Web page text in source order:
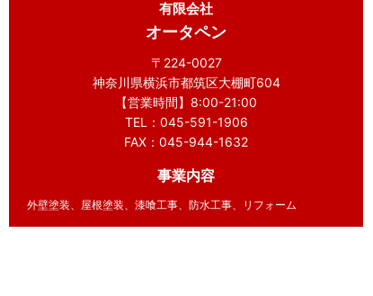
有限会社
オータペン
〒224-0027
神奈川県横浜市都筑区大棚町604
【営業時間】8:00-21:00
TEL：045-591-1906
FAX：045-944-1632
事業内容
外壁塗装、屋根塗装、漆喰工事、防水工事、リフォーム